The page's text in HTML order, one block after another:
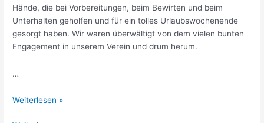
Hände, die bei Vorbereitungen, beim Bewirten und beim
Unterhalten geholfen und für ein tolles Urlaubswochenende
gesorgt haben. Wir waren überwältigt von dem vielen bunten
Engagement in unserem Verein und drum herum.
…
Takker
Weiterlesen »